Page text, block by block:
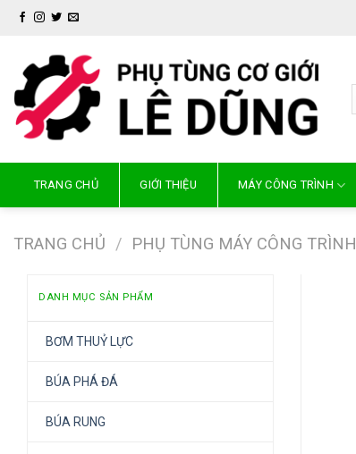
Skip
TRANG CHỦ GIỚI THIỆU MÁY CÔNG TRÌNH
TRANG CHỦ / PHỤ TÙNG MÁY CÔNG TRÌNH
DANH MỤC SẢN PHẨM
BƠM THUỶ LỰC
BÚA PHÁ ĐÁ
BÚA RUNG